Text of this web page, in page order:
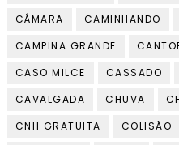
CÂMARA
CAMINHANDO
CAMPINA GRANDE
CASO MILCE
CASSADO
CAVALGADA
CHUVA
CNH GRATUITA
COLISÃO